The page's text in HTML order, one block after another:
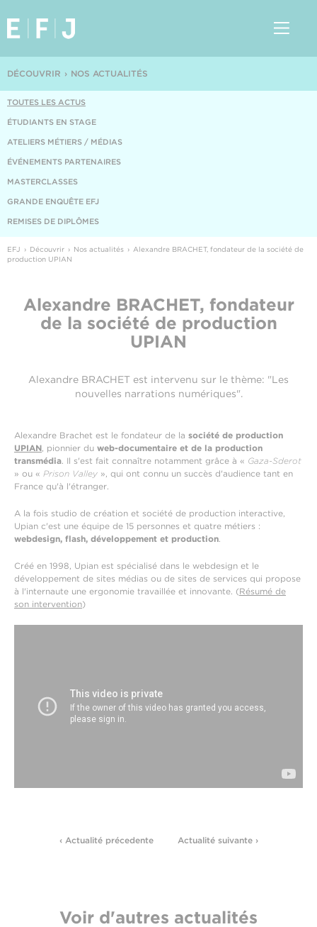
NOS ACTUALITÉS
DÉCOUVRIR
TOUTES LES ACTUS
ÉTUDIANTS EN STAGE
ATELIERS MÉTIERS / MÉDIAS
ÉVÉNEMENTS PARTENAIRES
MASTERCLASSES
GRANDE ENQUÊTE EFJ
REMISES DE DIPLÔMES
EFJ Découvrir Nos actualités
Alexandre BRACHET, fondateur de la société de
production UPIAN
Alexandre BRACHET, fondateur
de la société de production
UPIAN
Alexandre BRACHET est intervenu sur le thème: "Les
nouvelles narrations numériques".
Alexandre Brachet est le fondateur de la société de production
UPIAN, pionnier du web-documentaire et de la production
transmédia. Il s'est fait connaître notamment grâce à « Gaza-Sderot
» ou « Prison Valley », qui ont connu un succès d'audience tant en
France qu'à l'étranger.
A la fois studio de création et société de production interactive,
Upian c'est une équipe de 15 personnes et quatre métiers :
webdesign, flash, développement et production.
Créé en 1998, Upian est spécialisé dans le webdesign et le
développement de sites médias ou de sites de services qui propose
à l'internaute une ergonomie travaillée et innovante. (Résumé de
son intervention)
‹ Actualité précedente Actualité suivante ›
Voir d'autres actualités